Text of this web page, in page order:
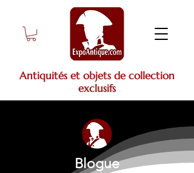
Antiquités et objets de collection
exclusifs
Blogue